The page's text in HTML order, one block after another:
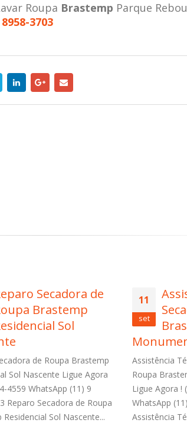
Roupa Brastemp Parque
3703
Assistência Técnica
Secadora de Roupa
Brastemp Vila
Técnica Secadora de
Brastemp Vila Monumento
Agora ! (11) 3564-4559
(11) 9 8958-3703
Técnica Secadora de
11
Dom
! (11)
8958-